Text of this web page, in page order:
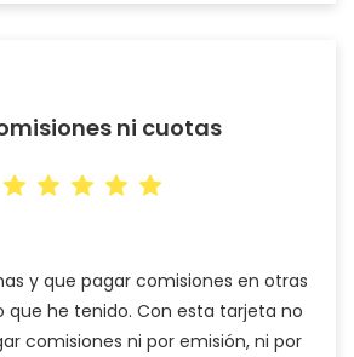
ni cuotas
y que pagar comisiones en otras
que he tenido. Con esta tarjeta no
comisiones ni por emisión, ni por